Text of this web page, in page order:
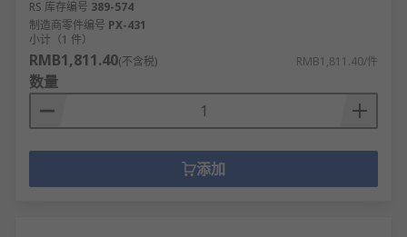
RS 库存编号 389-574
制造商零件编号 PX-431
小计（1 件）
RMB1,811.40(不含税) RMB1,811.40/件
数量
添加